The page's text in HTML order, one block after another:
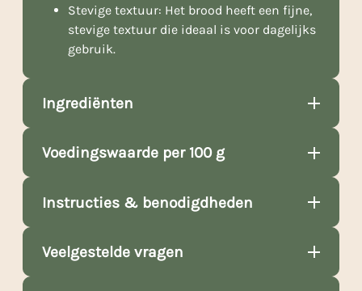
Stevige textuur: Het brood heeft een fijne,
stevige textuur die ideaal is voor dagelijks
gebruik.
Ingrediënten
Voedingswaarde per 100 g
Instructies & benodigdheden
Veelgestelde vragen